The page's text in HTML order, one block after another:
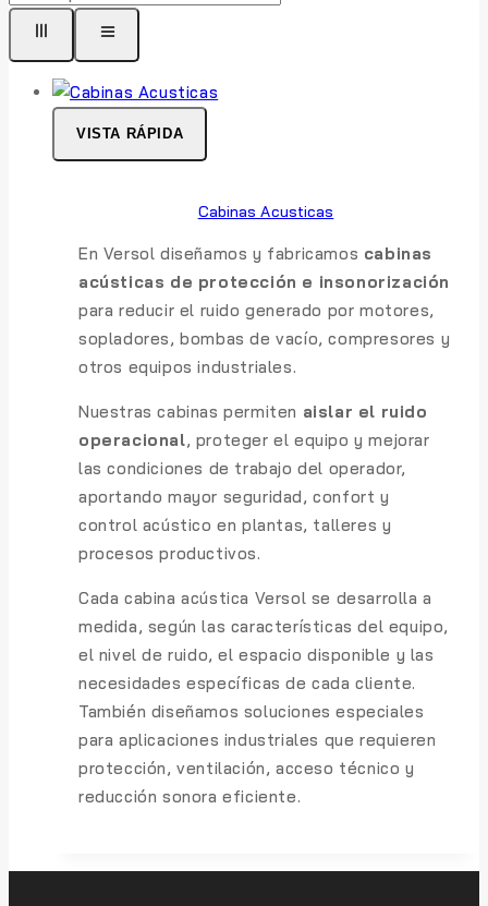
VISTA RÁPIDA
Cabinas Acusticas
En Versol diseñamos y fabricamos cabinas
acústicas de protección e insonorización
para reducir el ruido generado por motores,
sopladores, bombas de vacío, compresores y
otros equipos industriales.
Nuestras cabinas permiten aislar el ruido
operacional, proteger el equipo y mejorar
las condiciones de trabajo del operador,
aportando mayor seguridad, confort y
control acústico en plantas, talleres y
procesos productivos.
Cada cabina acústica Versol se desarrolla a
medida, según las características del equipo,
el nivel de ruido, el espacio disponible y las
necesidades específicas de cada cliente.
También diseñamos soluciones especiales
para aplicaciones industriales que requieren
protección, ventilación, acceso técnico y
reducción sonora eficiente.